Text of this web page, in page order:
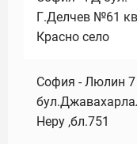
Г.Делчев №61
Красно село
София - Люлин 7
Неру ,бл.751